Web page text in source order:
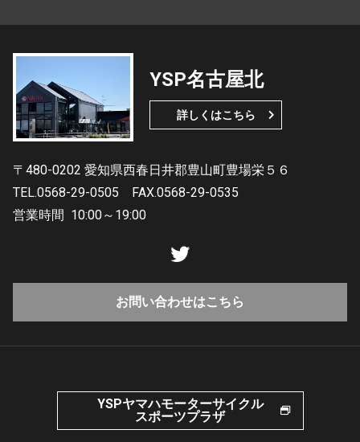
YSP名古屋北
詳しくはこちら
〒480-0202 愛知県西春日井郡豊山町豊場栄５６
TEL.0568-29-0505
FAX.0568-29-0535
営業時間 10:00～19:00
お問い合わせはこちら
YSPヤマハモーターサイクル
スポーツプラザ